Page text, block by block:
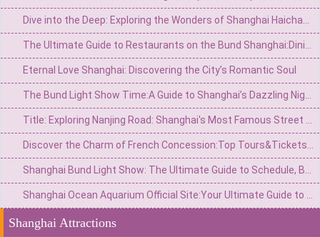
Eternal Love Shanghai: Discovering the City’s Romantic Soul
Shanghai Attractions